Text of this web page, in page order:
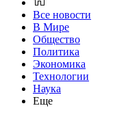
Все новости
В Мире
Общество
Политика
Экономика
Технологии
Наука
Еще